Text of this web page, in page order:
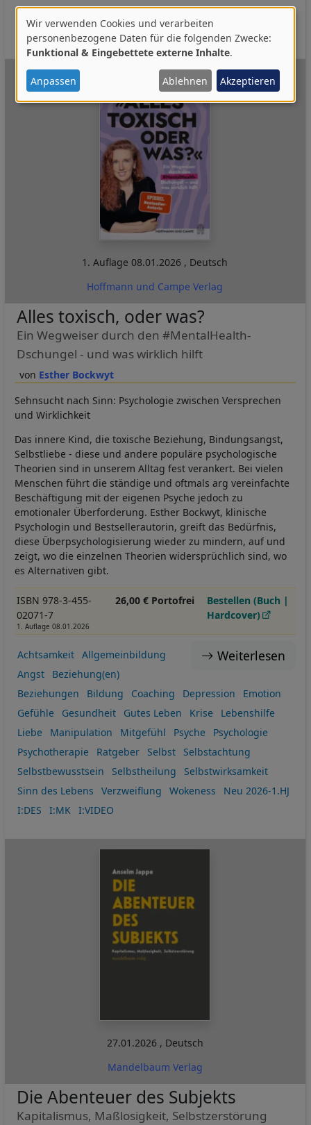
Psychologie Soziologie Wissen Neu 2025-1.HJ I:DES
I:MK
1. Auflage08.01.2026 , Deutsch
Hoffmann und Campe Verlag
Esther Bockwyt
Alles toxisch, oder was?
Ein Wegweiser durch den #MentalHealth-
Dschungel - und was wirklich hilft
Sehnsucht nach Sinn: Psychologie zwischen Versprechen
und Wirklichkeit
Das innere Kind, die toxische Beziehung, Bindungsangst,
Selbstliebe - diese und andere populäre psychologische
Theorien sind in unserem Alltag fest verankert. Bei vielen
Menschen führt die ständige und oftmals arg vereinfachte
Beschäftigung mit der eigenen Psyche jedoch zu
emotionaler Überforderung. Esther Bockwyt, klinische
Psychologin und Bestsellerautorin, greift das Bedürfnis,
diese Überpsychologisierung wieder zu mindern, auf und
zeigt, wo die einzelnen Theorien widersprüchlich sind, wo
es Alternativen gibt.
ISBN 978-3-455-
02071-7
1. Auflage 08.01.2026
26,00 € Portofrei
Bestellen (Buch |
Hardcover)
Weiterlesen
Achtsamkeit
Allgemeinbildung
Angst
Beziehung(en)
Beziehungen
Bildung Coaching Depression
Emotion
Gefühle
Gesundheit Gutes Leben Krise
Lebenshilfe
Liebe
Manipulation Mitgefühl Psyche
Psychologie
Psychotherapie
Ratgeber Selbst
Selbstachtung
Selbstbewusstsein
Selbstheilung
Selbstwirksamkeit
Sinn des Lebens
Verzweiflung Wokeness
Neu 2026-1.HJ
I:DES
I:MK I:VIDEO
27.01.2026 , Deutsch
Mandelbaum Verlag
Die Abenteuer des Subjekts
Kapitalismus, Maßlosigkeit, Selbstzerstörung
Verwendung
von
personenbezogenen
Daten
Wir verwenden Cookies und verarbeiten
personenbezogene Daten für die folgenden Zwecke:
Funktional & Eingebettete externe Inhalte.
Anpassen Ablehnen Akzeptieren